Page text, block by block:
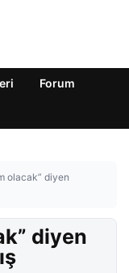
Forum
olacak” diyen
diyen